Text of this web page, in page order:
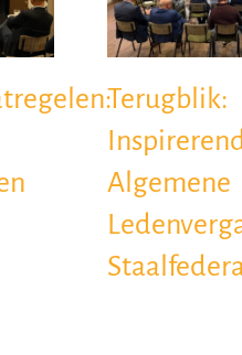
Terugblik:
Algemene